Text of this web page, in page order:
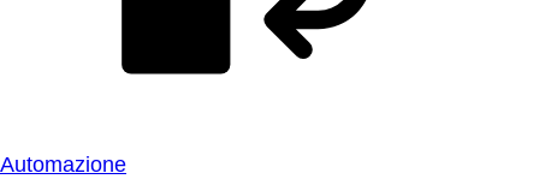
Automazione